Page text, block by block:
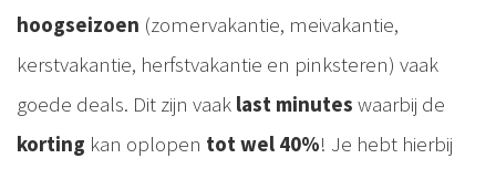
hoogseizoen (zomervakantie, meivakantie,
kerstvakantie, herfstvakantie en pinksteren) vaak
goede deals. Dit zijn vaak last minutes waarbij de
korting kan oplopen tot wel 40%! Je hebt hierbij